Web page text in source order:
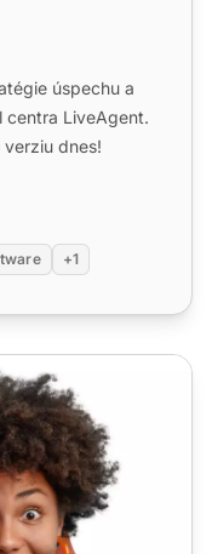
úspechu a
centra LiveAgent.
dnes!
+1